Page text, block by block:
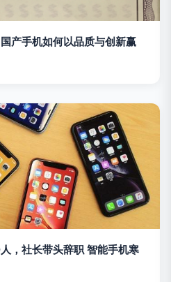
产手机如何以品质与创新赢
，社长带头辞职 智能手机寒